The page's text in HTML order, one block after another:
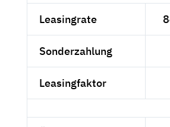
Leasingrate
Sonderzahlung
Leasingfaktor